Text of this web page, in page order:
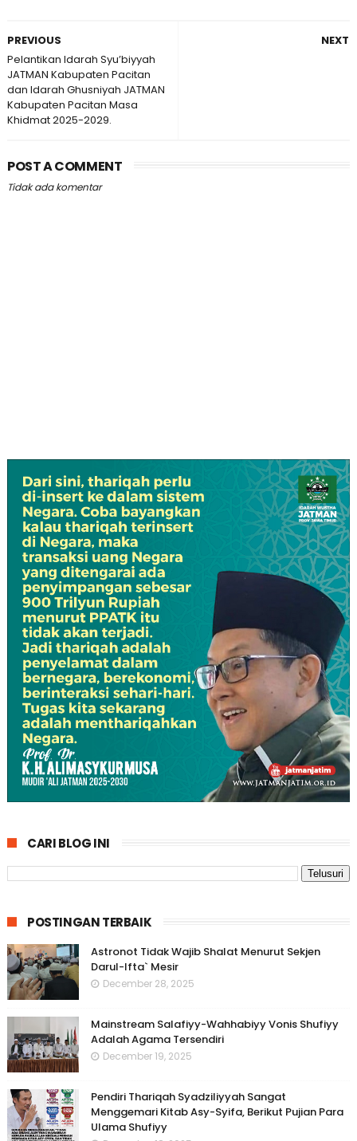
NEXT
PREVIOUS
Pelantikan Idarah Syu’biyyah
JATMAN Kabupaten Pacitan
dan Idarah Ghusniyah JATMAN
Kabupaten Pacitan Masa
Khidmat 2025-2029.
POST A COMMENT
Tidak ada komentar
CARI BLOG INI
POSTINGAN TERBAIK
Astronot Tidak Wajib Shalat Menurut Sekjen
Darul-Ifta` Mesir
December 28, 2025
Mainstream Salafiyy-Wahhabiyy Vonis Shufiyy
Adalah Agama Tersendiri
December 19, 2025
Pendiri Thariqah Syadziliyyah Sangat
Menggemari Kitab Asy-Syifa, Berikut Pujian Para
Ulama Shufiyy